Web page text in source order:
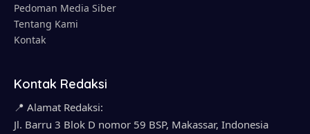
Pedoman Media Siber
Tentang Kami
Kontak
Kontak Redaksi
📍 Alamat Redaksi:
Jl. Barru 3 Blok D nomor 59 BSP, Makassar, Indonesia